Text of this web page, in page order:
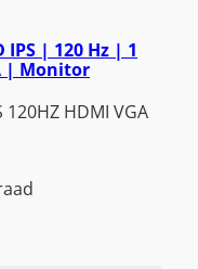
IPS | 120 Hz | 1
| Monitor
120HZ HDMI VGA